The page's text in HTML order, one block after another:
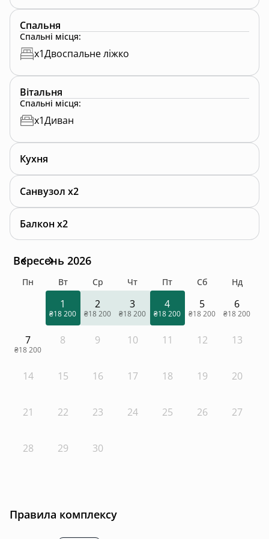
Кондиціонер
Кухня
Наші будинки обладнані технікою: кухня з
холодильником, мікрохвильовкою, чайником,
духовою шафою, варильною поверхнею та посудом.
У ванній кімнаті: рушники, халати, капці, засоби
гігієни. За потреби звертайтесь до рецепції.
Спальня
Спальні місця:
x1Двоспальне ліжко
Вітальня
Спальні місця:
x1Диван
Кухня
Санвузол x2
Балкон x2
Вересень 2026
Пн Вт Ср Чт Пт Сб Нд
1
₴18 200
2
₴18 200
3
₴18 200
4
₴18 200
5
₴18 200
6
₴18 200
7
₴18 200
8 9 10 11 12 13
14 15 16 17 18 19 20
21 22 23 24 25 26 27
28 29 30
Правила комплексу